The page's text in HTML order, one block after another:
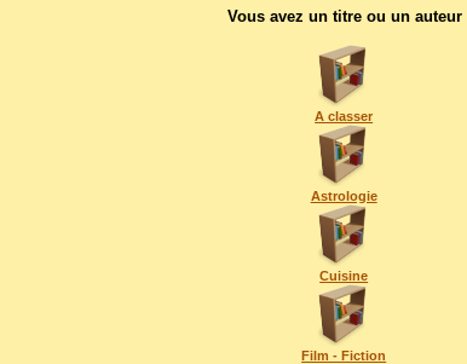
Vous avez un titre ou un
A classer
Astrologie
Cuisine
Film - Fiction